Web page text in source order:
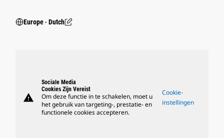
Europe ‧ Dutch
warning
Sociale Media
Cookies Zijn Vereist
Om deze functie in te schakelen, moet u
het gebruik van targeting-, prestatie- en
functionele cookies accepteren.
Cookie-
instellingen